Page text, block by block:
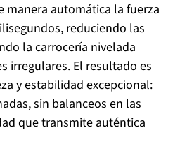
manera automática la fuerza
reduciendo las
la carrocería nivelada
irregulares. El resultado es
y estabilidad excepcional:
sin balanceos en las
que transmite auténtica